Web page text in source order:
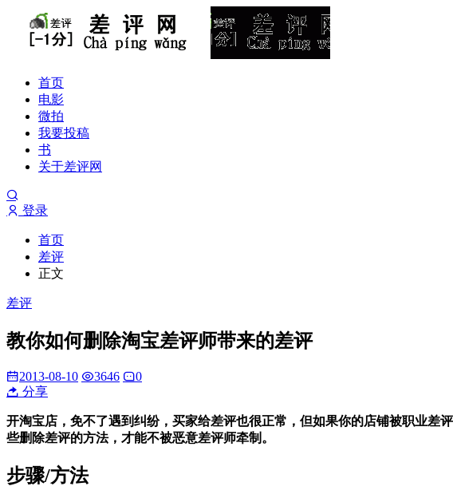
首页
电影
微拍
我要投稿
书
关于差评网
登录
首页
差评
正文
差评
教你如何删除淘宝差评师带来的差评
2013-08-10 3646
0
分享
开淘宝店，免不了遇到纠纷，买家给差评也很正常，但如果你的店铺被职业差
些删除差评的方法，才能不被恶意差评师牵制。
步骤/方法